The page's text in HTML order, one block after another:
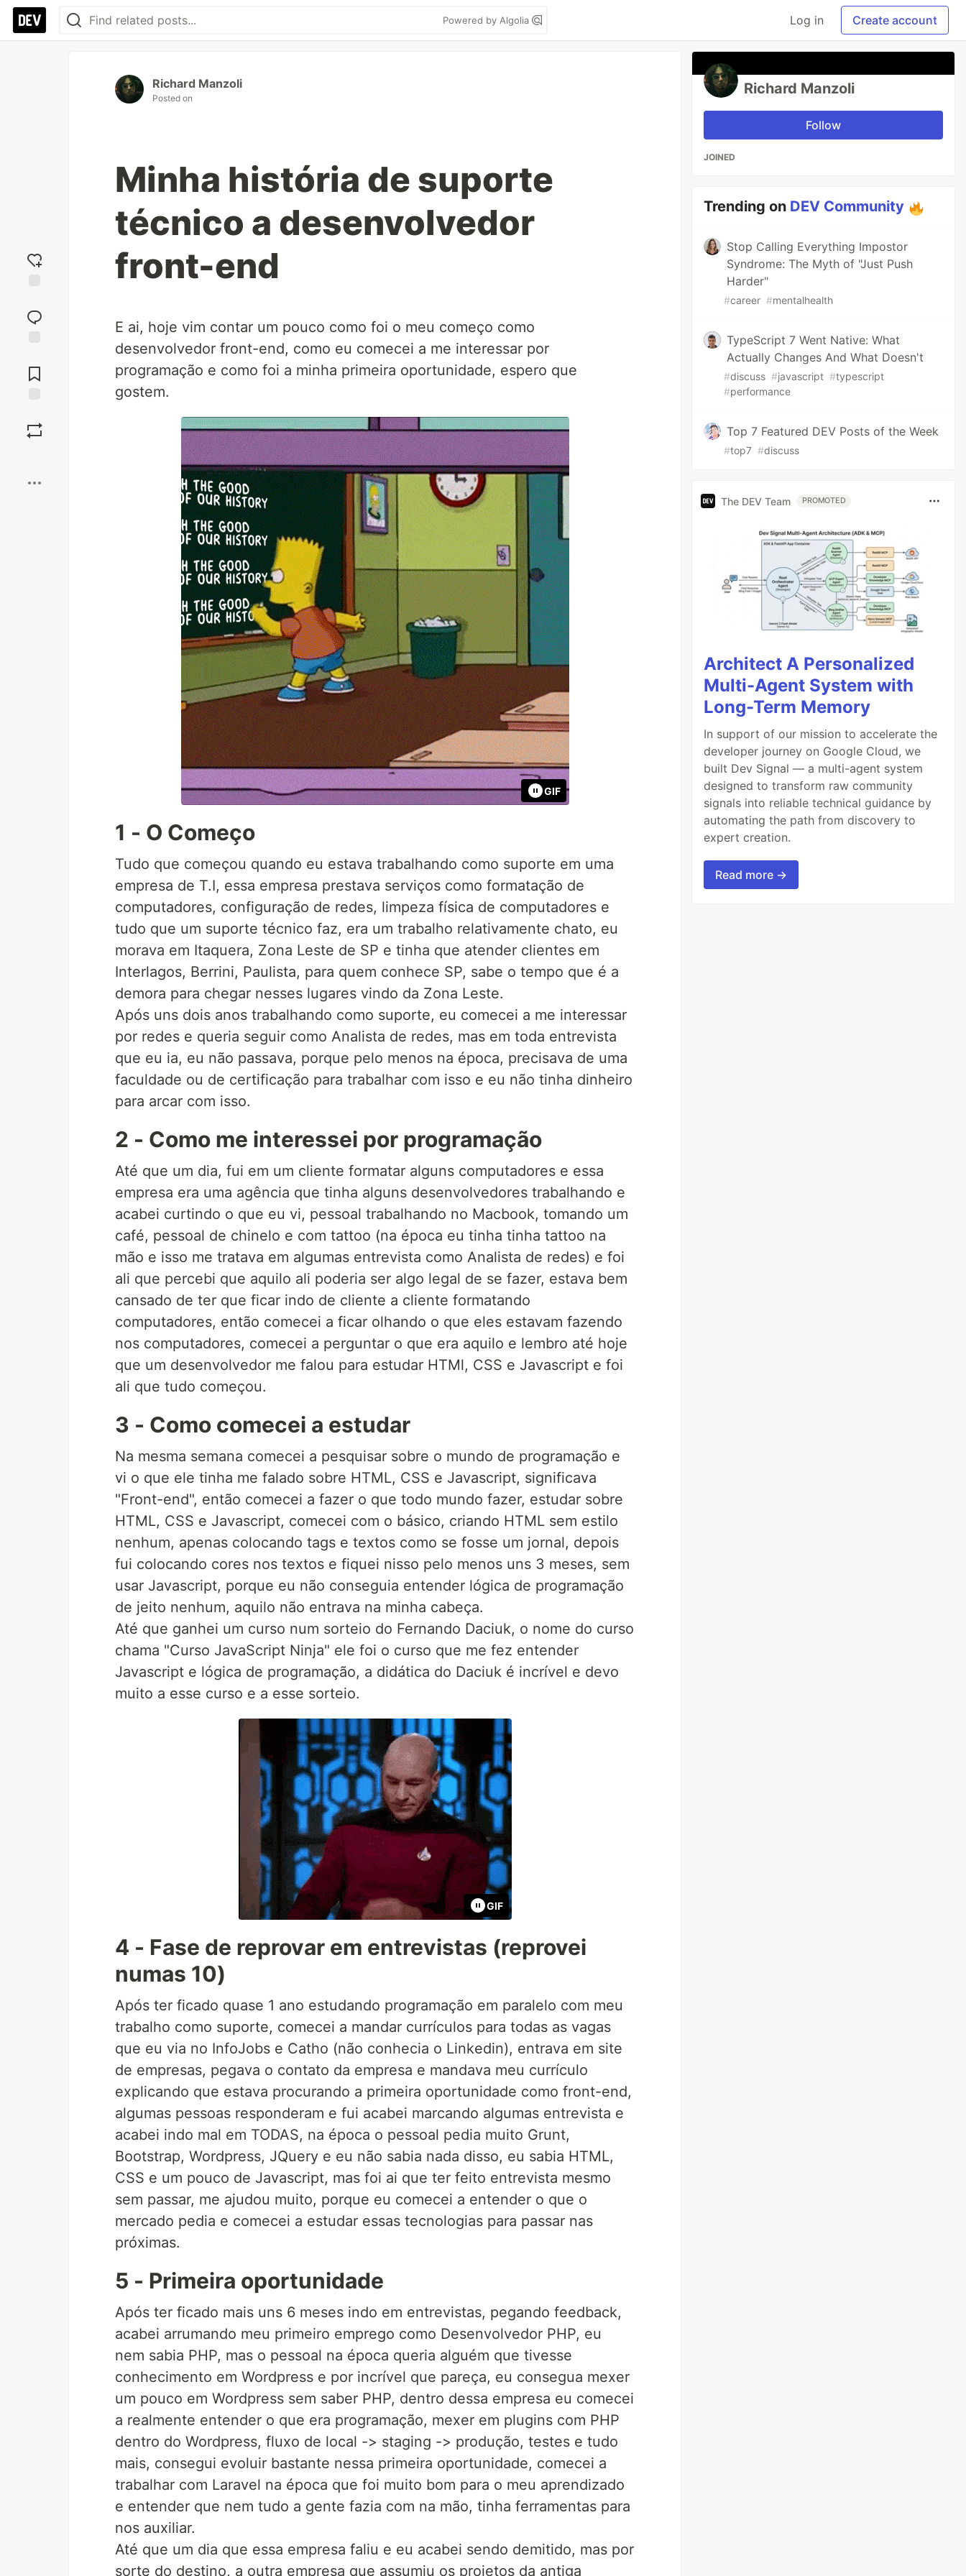
Powered by Algolia Log in Create account
reaction
Comments
Richard Manzoli
Posted on
Minha história de suporte
técnico a desenvolvedor
front-end
E ai, hoje vim contar um pouco como foi o meu começo como
desenvolvedor front-end, como eu comecei a me interessar por
programação e como foi a minha primeira oportunidade, espero que
gostem.
GIF
1 - O Começo
Tudo que começou quando eu estava trabalhando como suporte em uma
empresa de T.I, essa empresa prestava serviços como formatação de
computadores, configuração de redes, limpeza física de computadores e
tudo que um suporte técnico faz, era um trabalho relativamente chato, eu
morava em Itaquera, Zona Leste de SP e tinha que atender clientes em
Interlagos, Berrini, Paulista, para quem conhece SP, sabe o tempo que é a
demora para chegar nesses lugares vindo da Zona Leste.
Após uns dois anos trabalhando como suporte, eu comecei a me interessar
por redes e queria seguir como Analista de redes, mas em toda entrevista
que eu ia, eu não passava, porque pelo menos na época, precisava de uma
faculdade ou de certificação para trabalhar com isso e eu não tinha dinheiro
para arcar com isso.
2 - Como me interessei por programação
Até que um dia, fui em um cliente formatar alguns computadores e essa
empresa era uma agência que tinha alguns desenvolvedores trabalhando e
acabei curtindo o que eu vi, pessoal trabalhando no Macbook, tomando um
café, pessoal de chinelo e com tattoo (na época eu tinha tinha tattoo na
mão e isso me tratava em algumas entrevista como Analista de redes) e foi
ali que percebi que aquilo ali poderia ser algo legal de se fazer, estava bem
cansado de ter que ficar indo de cliente a cliente formatando
computadores, então comecei a ficar olhando o que eles estavam fazendo
nos computadores, comecei a perguntar o que era aquilo e lembro até hoje
que um desenvolvedor me falou para estudar HTMl, CSS e Javascript e foi
ali que tudo começou.
3 - Como comecei a estudar
Na mesma semana comecei a pesquisar sobre o mundo de programação e
vi o que ele tinha me falado sobre HTML, CSS e Javascript, significava
"Front-end", então comecei a fazer o que todo mundo fazer, estudar sobre
HTML, CSS e Javascript, comecei com o básico, criando HTML sem estilo
nenhum, apenas colocando tags e textos como se fosse um jornal, depois
fui colocando cores nos textos e fiquei nisso pelo menos uns 3 meses, sem
usar Javascript, porque eu não conseguia entender lógica de programação
de jeito nenhum, aquilo não entrava na minha cabeça.
Até que ganhei um curso num sorteio do Fernando Daciuk, o nome do curso
chama "Curso JavaScript Ninja" ele foi o curso que me fez entender
Javascript e lógica de programação, a didática do Daciuk é incrível e devo
muito a esse curso e a esse sorteio.
GIF
4 - Fase de reprovar em entrevistas (reprovei
numas 10)
Após ter ficado quase 1 ano estudando programação em paralelo com meu
trabalho como suporte, comecei a mandar currículos para todas as vagas
que eu via no InfoJobs e Catho (não conhecia o Linkedin), entrava em site
de empresas, pegava o contato da empresa e mandava meu currículo
explicando que estava procurando a primeira oportunidade como front-end,
algumas pessoas responderam e fui acabei marcando algumas entrevista e
acabei indo mal em TODAS, na época o pessoal pedia muito Grunt,
Bootstrap, Wordpress, JQuery e eu não sabia nada disso, eu sabia HTML,
CSS e um pouco de Javascript, mas foi ai que ter feito entrevista mesmo
sem passar, me ajudou muito, porque eu comecei a entender o que o
mercado pedia e comecei a estudar essas tecnologias para passar nas
próximas.
5 - Primeira oportunidade
Após ter ficado mais uns 6 meses indo em entrevistas, pegando feedback,
acabei arrumando meu primeiro emprego como Desenvolvedor PHP, eu
nem sabia PHP, mas o pessoal na época queria alguém que tivesse
conhecimento em Wordpress e por incrível que pareça, eu consegua mexer
um pouco em Wordpress sem saber PHP, dentro dessa empresa eu comecei
a realmente entender o que era programação, mexer em plugins com PHP
dentro do Wordpress, fluxo de local -> staging -> produção, testes e tudo
mais, consegui evoluir bastante nessa primeira oportunidade, comecei a
trabalhar com Laravel na época que foi muito bom para o meu aprendizado
e entender que nem tudo a gente fazia com na mão, tinha ferramentas para
nos auxiliar.
Até que um dia que essa empresa faliu e eu acabei sendo demitido, mas por
sorte do destino, a outra empresa que assumiu os projetos da antiga
Richard Manzoli
Follow
JOINED
Trending on DEV Community
Stop Calling Everything Impostor
Syndrome: The Myth of "Just Push
Harder"
#career #mentalhealth
TypeScript 7 Went Native: What
Actually Changes And What Doesn't
#discuss #javascript #typescript
#performance
Top 7 Featured DEV Posts of the Week
#top7 #discuss
The DEV Team PROMOTED
Architect A Personalized
Multi-Agent System with
Long-Term Memory
In support of our mission to accelerate the
developer journey on Google Cloud, we
built Dev Signal — a multi-agent system
designed to transform raw community
signals into reliable technical guidance by
automating the path from discovery to
expert creation.
Read more →